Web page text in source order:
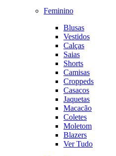
Feminino
Blusas
Vestidos
Calças
Saias
Shorts
Camisas
Croppeds
Casacos
Jaquetas
Macacão
Coletes
Moletom
Blazers
Ver Tudo